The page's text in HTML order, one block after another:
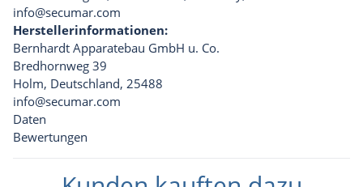
info@secumar.com
Herstellerinformationen:
Bernhardt Apparatebau GmbH u. Co.
Bredhornweg 39
Holm, Deutschland, 25488
info@secumar.com
Daten
Bewertungen